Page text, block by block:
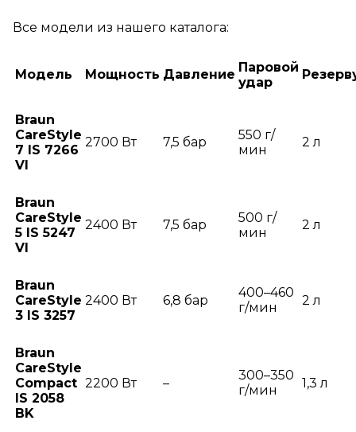
Все модели из нашего каталога:
Модель Мощность Давление Паровой
удар
Braun
CareStyle
7 IS 7266
VI
2700 Вт 7,5 бар
550 г/
мин
2 л
Braun
CareStyle
5 IS 5247
VI
2400 Вт 7,5 бар
500 г/
мин
2 л
Braun
CareStyle
3 IS 3257
2400 Вт 6,8 бар
400–460
г/мин
2 л
Braun
CareStyle
Compact
IS 2058
BK
2200 Вт –
300–350
г/мин
1,3 л